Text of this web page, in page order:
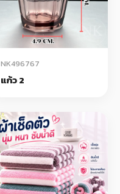
NK496767
แก้ว 2